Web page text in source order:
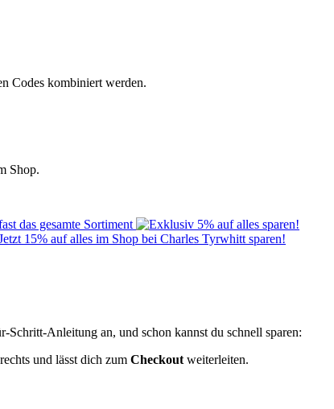
Codes kombiniert werden.
Shop.
Anleitung an, und schon kannst du schnell sparen:
und lässt dich zum Checkoutweiterleiten.